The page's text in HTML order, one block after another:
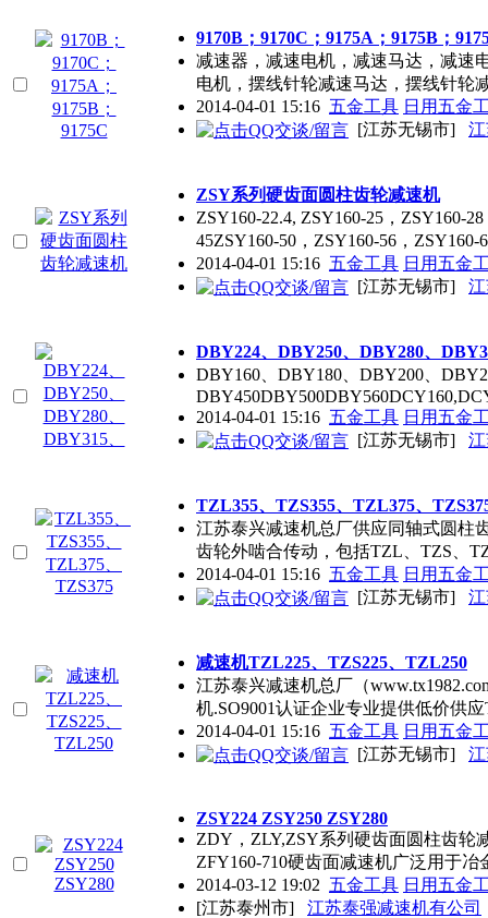
9170B；9170C；9175A；9175B；
减速器，减速电机，减速马达，减速
电机，摆线针轮减速马达，摆线针轮
2014-04-01 15:16 五金工具 日用五金
[江苏无锡市]
ZSY系列硬齿面圆柱齿轮减速机
ZSY160-22.4, ZSY160-25，ZSY160-
45ZSY160-50，ZSY160-56，ZSY160-
2014-04-01 15:16 五金工具 日用五金
[江苏无锡市]
DBY224、DBY250、DBY280、
DBY160、DBY180、DBY200、
2014-04-01 15:16 五金工具 日用五金
[江苏无锡市]
TZL355、TZS355、TZL375、
江苏泰兴减速机总厂供应同轴式圆柱
齿轮外啮合传动，包括TZL、TZS、
2014-04-01 15:16 五金工具 日用五金
[江苏无锡市]
减速机TZL225、TZS225、TZL250
江苏泰兴减速机总厂（
机.SO9001认证企业专业提供低价供
2014-04-01 15:16 五金工具 日用五金
[江苏无锡市]
ZSY224 ZSY250 ZSY280
ZDY，ZLY,ZSY系列硬齿面圆柱齿轮
ZFY160-710硬齿面减速机广泛用于冶
2014-03-12 19:02 五金工具 日用五金
[江苏泰州市]
江苏泰强减速机有公司